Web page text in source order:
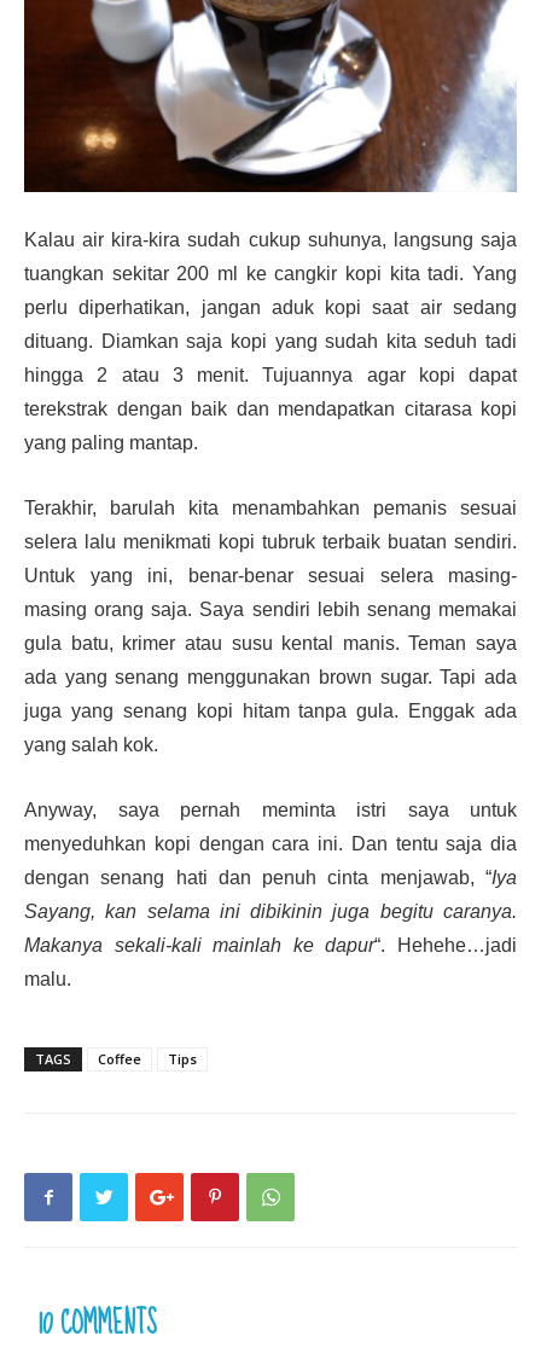
Kalau air kira-kira sudah cukup suhunya, langsung saja
tuangkan sekitar 200 ml ke cangkir kopi kita tadi. Yang
perlu diperhatikan, jangan aduk kopi saat air sedang
dituang. Diamkan saja kopi yang sudah kita seduh tadi
hingga 2 atau 3 menit. Tujuannya agar kopi dapat
terekstrak dengan baik dan mendapatkan citarasa kopi
yang paling mantap.
Terakhir, barulah kita menambahkan pemanis sesuai
selera lalu menikmati kopi tubruk terbaik buatan sendiri.
Untuk yang ini, benar-benar sesuai selera masing-
masing orang saja. Saya sendiri lebih senang memakai
gula batu, krimer atau susu kental manis. Teman saya
ada yang senang menggunakan brown sugar. Tapi ada
juga yang senang kopi hitam tanpa gula. Enggak ada
yang salah kok.
Anyway, saya pernah meminta istri saya untuk
menyeduhkan kopi dengan cara ini. Dan tentu saja dia
dengan senang hati dan penuh cinta menjawab, “Iya
Sayang, kan selama ini dibikinin juga begitu caranya.
Makanya sekali-kali mainlah ke dapur“. Hehehe…jadi
malu.
TAGS Coffee Tips
10 COMMENTS